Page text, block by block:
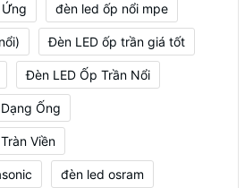
đèn led ốp nổi mpe
Đèn LED ốp trần giá tốt
Đèn LED Ốp Trần Nổi
Ống
Viền
đèn led osram